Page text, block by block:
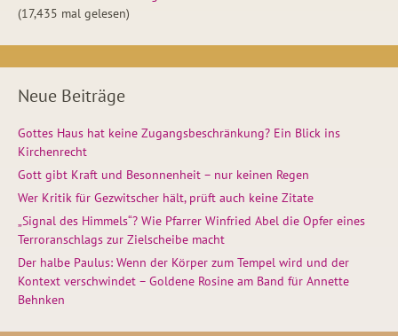
(17,435 mal gelesen)
Neue Beiträge
Gottes Haus hat keine Zugangsbeschränkung? Ein Blick ins
Kirchenrecht
Gott gibt Kraft und Besonnenheit – nur keinen Regen
Wer Kritik für Gezwitscher hält, prüft auch keine Zitate
„Signal des Himmels“? Wie Pfarrer Winfried Abel die Opfer eines
Terroranschlags zur Zielscheibe macht
Der halbe Paulus: Wenn der Körper zum Tempel wird und der
Kontext verschwindet – Goldene Rosine am Band für Annette
Behnken